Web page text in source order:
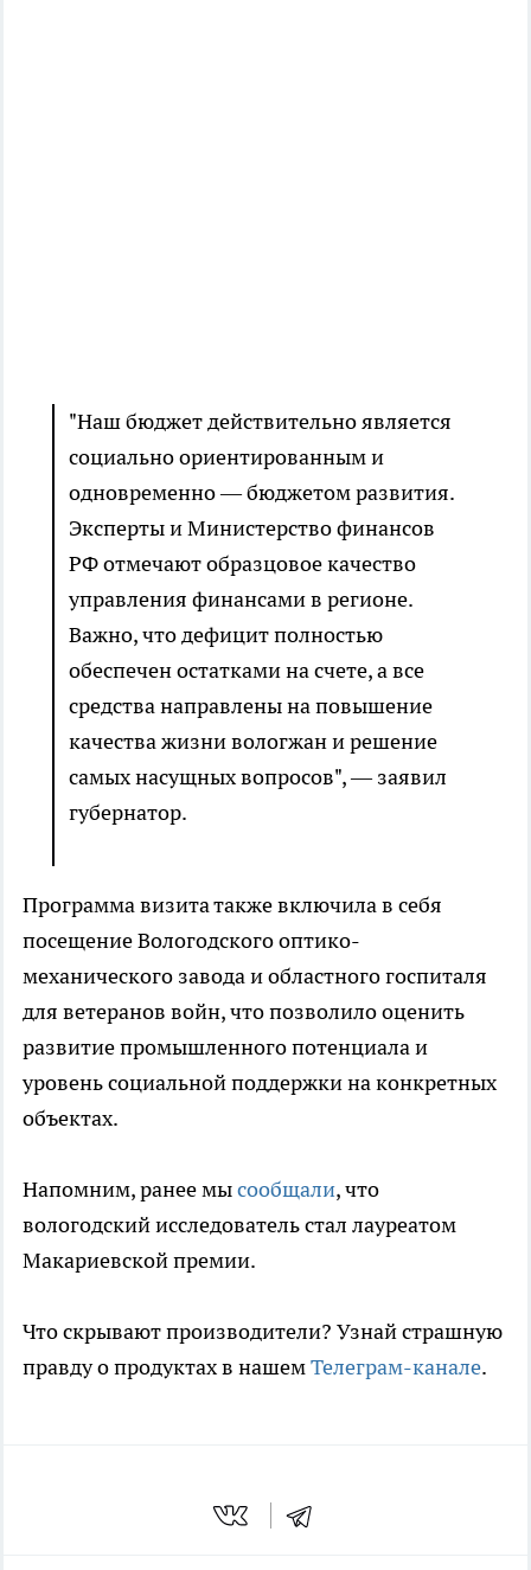
"Наш бюджет действительно является
социально ориентированным и
одновременно — бюджетом развития.
Эксперты и Министерство финансов
РФ отмечают образцовое качество
управления финансами в регионе.
Важно, что дефицит полностью
обеспечен остатками на счете, а все
средства направлены на повышение
качества жизни вологжан и решение
самых насущных вопросов", — заявил
губернатор.
Программа визита также включила в себя
посещение Вологодского оптико-
механического завода и областного госпиталя
для ветеранов войн, что позволило оценить
развитие промышленного потенциала и
уровень социальной поддержки на конкретных
объектах.
Напомним, ранее мысообщали, что
вологодский исследователь стал лауреатом
Макариевской премии.
Что скрывают производители? Узнай страшную
правду о продуктах в нашемТелеграм-канале.